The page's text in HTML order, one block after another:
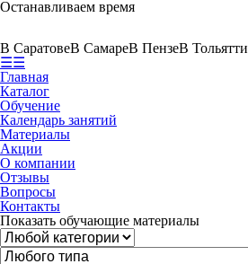
Останавливаем время
В СаратовеВ СамареВ ПензеВ Тольятти
☰☰
Главная
Каталог
Обучение
Календарь занятий
Материалы
Акции
О компании
Отзывы
Вопросы
Контакты
Показать обучающие материалы